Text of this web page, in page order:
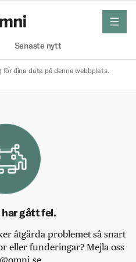
Senaste nytt
meny
för dina data på denna webbplats.
har gått fel.
åtgärda problemet så snart
eller funderingar? Mejla oss